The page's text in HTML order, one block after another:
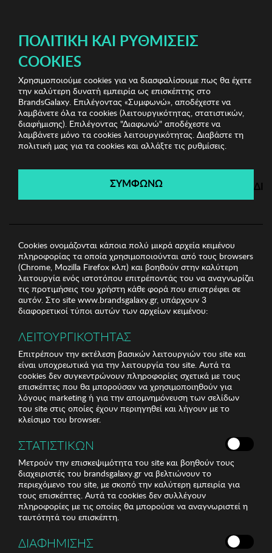
The Mad Bijoux Γυναικεία Δαχτυλίδια
Γυναικείο
Δαχτυλίδι THE MAD BIJOUX
The Mad Bijoux
Λήγει σε: 00ημέρες | 00ώρες 00λεπτά 00δευτ.
ΠΟΛΙΤΙΚΉ ΚΑΙ ΡΥΘΜΊΣΕΙΣ
COOKIES
Χρησιμοποιούμε cookies για να διασφαλίσουμε πως θα έχετε
την καλύτερη δυνατή εμπειρία ως επισκέπτης στο
BrandsGalaxy. Επιλέγοντας «Συμφωνώ», αποδέχεστε να
λαμβάνετε όλα τα cookies (λειτουργικότητας, στατιστικών,
διαφήμισης). Επιλέγοντας "Διαφωνώ" αποδέχεστε να
λαμβάνετε μόνο τα cookies λειτουργικότητας. Διαβάστε τη
πολιτική μας για τα cookies και αλλάξτε τις ρυθμίσεις.
ΣΥΜΦΩΝΩ
Cookies ονομάζονται κάποια πολύ μικρά αρχεία κειμένου
πληροφορίας τα οποία χρησιμοποιούνται από τους browsers
(Chrome, Mozilla Firefox κλπ) και βοηθούν στην καλύτερη
λειτουργία ενός ιστοτόπου επιτρέποντάς του να αναγνωρίζει
τις προτιμήσεις του χρήστη κάθε φορά που επιστρέφει σε
αυτόν. Στο site www.brandsgalaxy.gr, υπάρχουν 3
διαφορετικοί τύποι αυτών των αρχείων κειμένου:
ΛΕΙΤΟΥΡΓΙΚΟΤΗΤΑΣ
Επιτρέπουν την εκτέλεση βασικών λειτουργιών του site και
είναι υποχρεωτικά για την λειτουργία του site. Αυτά τα
cookies δεν συγκεντρώνουν πληροφορίες σχετικά με τους
επισκέπτες που θα μπορούσαν να χρησιμοποιηθούν για
λόγους marketing ή για την απομνημόνευση των σελίδων
του site στις οποίες έχουν περιηγηθεί και λήγουν με το
κλείσιμο του browser.
ΣΤΑΤΙΣΤΙΚΩΝ
Μετρούν την επισκεψιμότητα του site και βοηθούν τους
διαχειριστές του brandsgalaxy.gr να βελτιώνουν το
περιεχόμενο του site, με σκοπό την καλύτερη εμπειρία για
τους επισκέπτες. Αυτά τα cookies δεν συλλέγουν
πληροφορίες με τις οποίες θα μπορούσε να αναγνωριστεί η
ταυτότητά του επισκέπτη.
ΔΙΑΦΗΜΙΣΗΣ